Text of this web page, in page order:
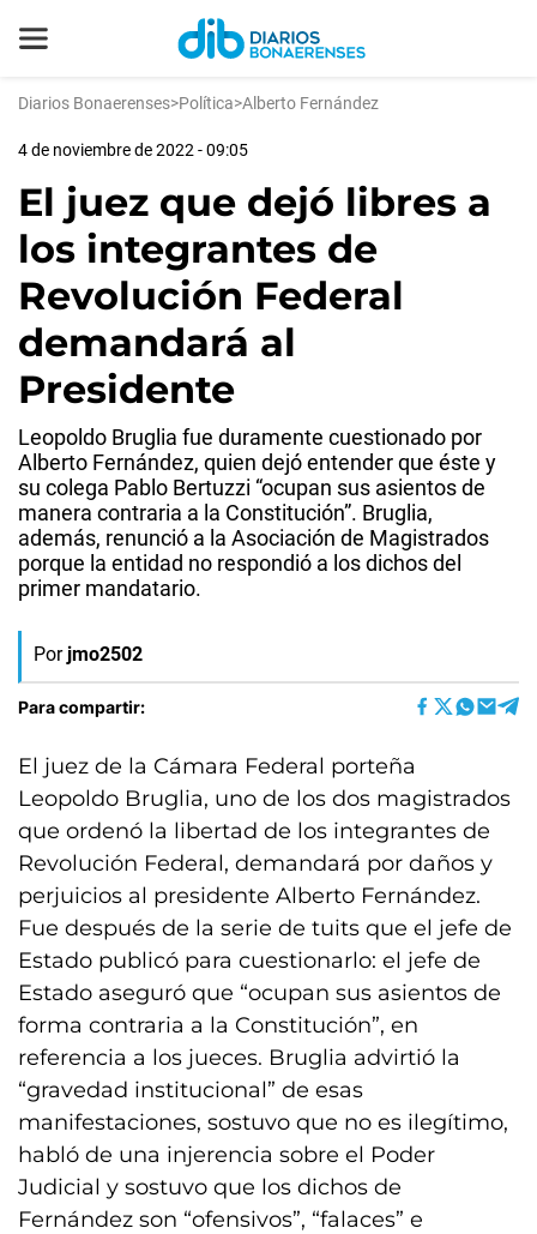
Diarios Bonaerenses>Política>Alberto Fernández
4 de noviembre de 2022 - 09:05
El juez que dejó libres a
los integrantes de
Revolución Federal
demandará al
Presidente
Leopoldo Bruglia fue duramente cuestionado por
Alberto Fernández, quien dejó entender que éste y
su colega Pablo Bertuzzi “ocupan sus asientos de
manera contraria a la Constitución”. Bruglia,
además, renunció a la Asociación de Magistrados
porque la entidad no respondió a los dichos del
primer mandatario.
Por jmo2502
Para compartir:
El juez de la Cámara Federal porteña
Leopoldo Bruglia, uno de los dos magistrados
que ordenó la libertad de los integrantes de
Revolución Federal, demandará por daños y
perjuicios al presidente Alberto Fernández.
Fue después de la serie de tuits que el jefe de
Estado publicó para cuestionarlo: el jefe de
Estado aseguró que “ocupan sus asientos de
forma contraria a la Constitución”, en
referencia a los jueces. Bruglia advirtió la
“gravedad institucional” de esas
manifestaciones, sostuvo que no es ilegítimo,
habló de una injerencia sobre el Poder
Judicial y sostuvo que los dichos de
Fernández son “ofensivos”, “falaces” e